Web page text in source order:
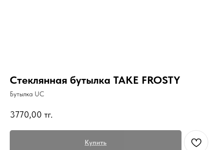
Стеклянная бутылка TAKE FROSTY
Бутылка UC
3770,00 тг.
Купить